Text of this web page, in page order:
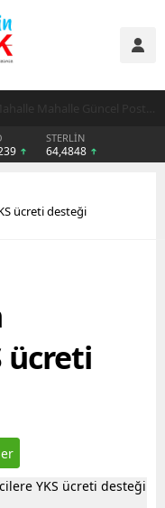
STERLİN
64,4848
ücreti desteği
ücreti